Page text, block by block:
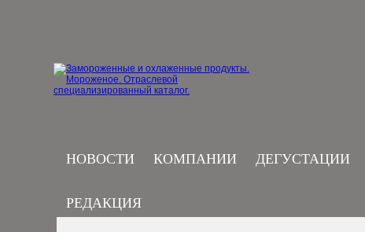
НОВОСТИ КОМПАНИИ ДЕГУСТАЦИИ
РЕДАКЦИЯ